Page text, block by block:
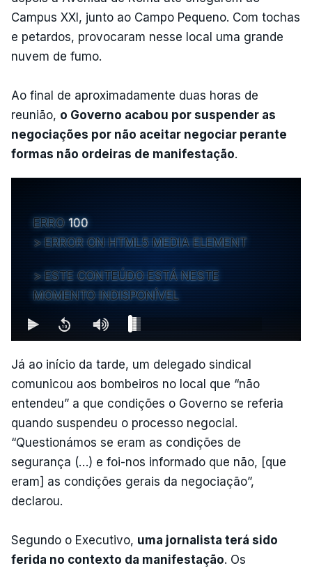
Campus XXI, junto ao Campo Pequeno. Com tochas
e petardos, provocaram nesse local uma grande
nuvem de fumo.
Ao final de aproximadamente duas horas de
reunião, o Governo acabou por suspender as
negociações por não aceitar negociar perante
formas não ordeiras de manifestação.
ERRO 100
ERROR ON HTML5 MEDIA ELEMENT
ESTE CONTEÚDO ESTÁ NESTE
MOMENTO INDISPONÍVEL
Já ao início da tarde, um delegado sindical
comunicou aos bombeiros no local que “não
entendeu” a que condições o Governo se referia
quando suspendeu o processo negocial.
“Questionámos se eram as condições de
segurança (…) e foi-nos informado que não, [que
eram] as condições gerais da negociação”,
declarou.
Segundo o Executivo, uma jornalista terá sido
ferida no contexto da manifestação. Os